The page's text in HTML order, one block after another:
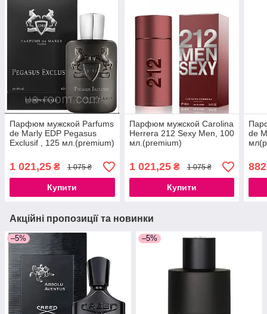
Парфюм мужской Parfums
de Marly EDP Pegasus
Exclusif , 125 мл.(premium)
1 021,25 ₴ 1 075 ₴
Купити
Парфюм мужской Carolina
Herrera 212 Sexy Men, 100
мл.(premium)
1 021,25₴ 1 075 ₴
Купити
de
Акційні пропозиції та новинки
–5% –5%